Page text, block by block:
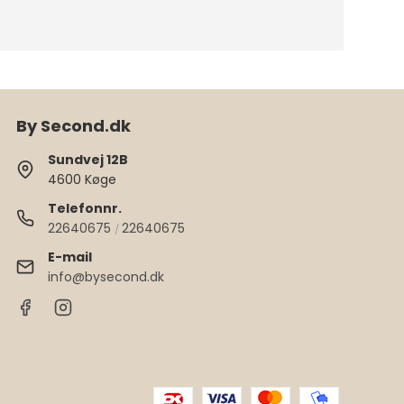
By Second.dk
Sundvej 12B
4600 Køge
Telefonnr.
22640675 /22640675
E-mail
info@bysecond.dk